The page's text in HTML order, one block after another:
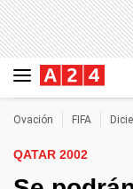
Ovación FIFA
QATAR 2002